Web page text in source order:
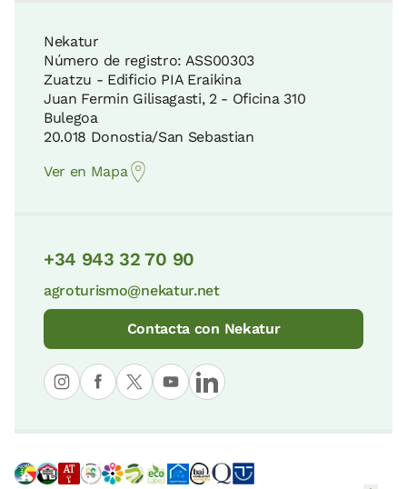
Nekatur
Número de registro: ASS00303
Zuatzu - Edificio PIA Eraikina
Juan Fermin Gilisagasti, 2 - Oficina 310
Bulegoa
20.018 Donostia/San Sebastian
Ver en Mapa
+34 943 32 70 90
agroturismo@nekatur.net
Contacta con Nekatur